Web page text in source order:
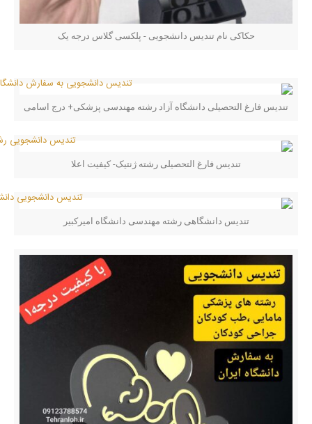
حکاکی نام تندیس دانشجویی - پلکسی گلاس درجه یک
تندیس فارغ التحصیلی دانشگاه آزاد رشته مهندسی پزشکی+ درج اسامی
تندیس فارغ التحصیلی رشته ژنتیک- کیفیت اعلا
تندیس دانشگاهی رشته مهندسی دانشگاه امیرکبیر